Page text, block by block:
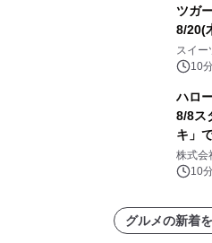
ツガ
8/20(
上最
日8/
スイー
10
ハロ
8/8ス
キ」
株式会
10
グルメの新着